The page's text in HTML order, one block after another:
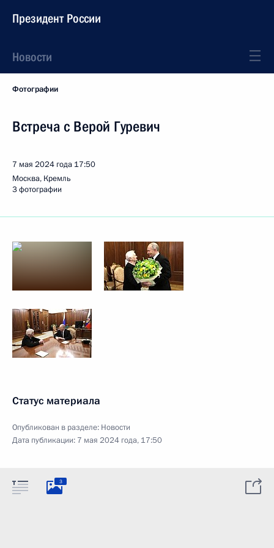
Президент России
Новости
Фотографии
Встреча с Верой Гуревич
7 мая 2024 года 17:50
Москва, Кремль
3 фотографии
Статус материала
Опубликован в разделе: Новости
Дата публикации: 7 мая 2024 года, 17:50
3